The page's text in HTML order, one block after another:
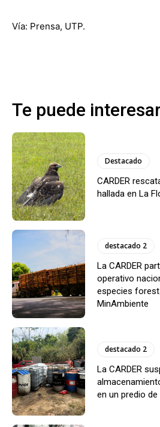
Vía: Prensa, UTP.
Te puede
Destacado
CARDER
hallada en La
destacado 2
La CARDER
operativo
especies
MinAmbiente
destacado 2
La CARDER
en un predio de